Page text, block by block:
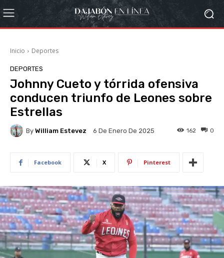
Inicio Deportes
DEPORTES
Johnny Cueto y tórrida ofensiva
conducen triunfo de Leones sobre
Estrellas
By William Estevez 6 De Enero De 2025 0
162
Facebook X Pinterest